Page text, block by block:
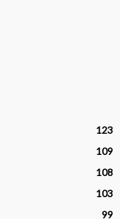
123
109
108
103
99